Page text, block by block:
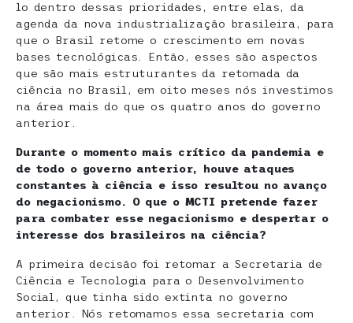
lo dentro dessas prioridades, entre elas, da
agenda da nova industrialização brasileira, para
que o Brasil retome o crescimento em novas
bases tecnológicas. Então, esses são aspectos
que são mais estruturantes da retomada da
ciência no Brasil, em oito meses nós investimos
na área mais do que os quatro anos do governo
anterior.
Durante o momento mais crítico da pandemia e
de todo o governo anterior, houve ataques
constantes à ciência e isso resultou no avanço
do negacionismo. O que o MCTI pretende fazer
para combater esse negacionismo e despertar o
interesse dos brasileiros na ciência?
A primeira decisão foi retomar a Secretaria de
Ciência e Tecnologia para o Desenvolvimento
Social, que tinha sido extinta no governo
anterior. Nós retomamos essa secretaria com